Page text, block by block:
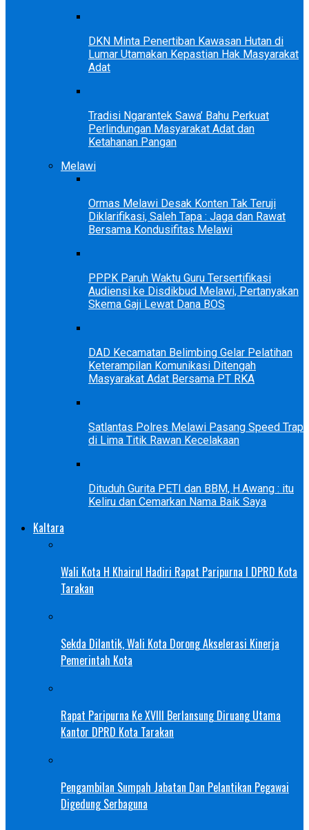
DKN Minta Penertiban Kawasan Hutan di
Lumar Utamakan Kepastian Hak Masyarakat
Adat
Tradisi Ngarantek Sawa’ Bahu Perkuat
Perlindungan Masyarakat Adat dan
Ketahanan Pangan
Melawi
Ormas Melawi Desak Konten Tak Teruji
Diklarifikasi, Saleh Tapa : Jaga dan Rawat
Bersama Kondusifitas Melawi
PPPK Paruh Waktu Guru Tersertifikasi
Audiensi ke Disdikbud Melawi, Pertanyakan
Skema Gaji Lewat Dana BOS
DAD Kecamatan Belimbing Gelar Pelatihan
Keterampilan Komunikasi Ditengah
Masyarakat Adat Bersama PT RKA
Satlantas Polres Melawi Pasang Speed Trap
di Lima Titik Rawan Kecelakaan
Dituduh Gurita PETI dan BBM, H.Awang : itu
Keliru dan Cemarkan Nama Baik Saya
Kaltara
Wali Kota H Khairul Hadiri Rapat Paripurna I DPRD Kota
Tarakan
Sekda Dilantik, Wali Kota Dorong Akselerasi Kinerja
Pemerintah Kota
Rapat Paripurna Ke XVIII Berlansung Diruang Utama
Kantor DPRD Kota Tarakan
Pengambilan Sumpah Jabatan Dan Pelantikan Pegawai
Digedung Serbaguna